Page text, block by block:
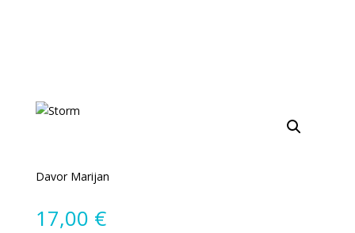
Davor Marijan
17,00 €